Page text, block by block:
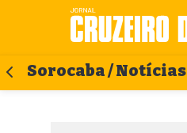
Sorocaba / Notícias